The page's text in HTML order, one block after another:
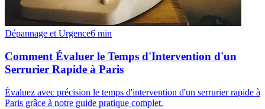
Dépannage et Urgence6 min
Comment Évaluer le Temps d'Intervention d'un
Serrurier Rapide à Paris
Évaluez avec précision le temps d'intervention d'un serrurier rapide à
Paris grâce à notre guide pratique complet.